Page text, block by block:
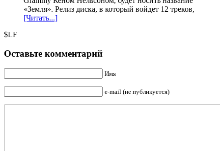
«Земля». Релиз диска, в который войдет 12 треков,
[Читать...]
$LF
Оставьте комментарий
Имя
e-mail (не публикуется)